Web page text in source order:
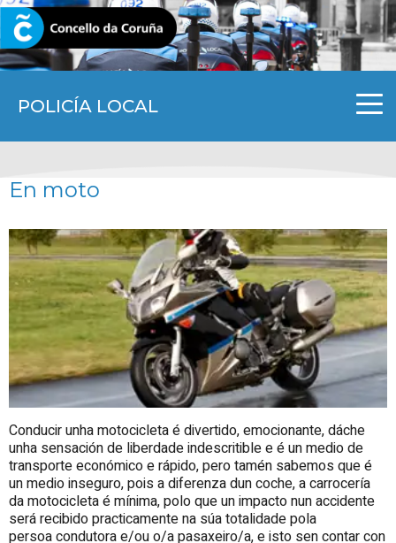
POLICÍA LOCAL
CORUNA.GAL
En moto
Conducir unha motocicleta é divertido, emocionante, dáche
unha sensación de liberdade indescritible e é un medio de
transporte económico e rápido, pero tamén sabemos que é
un medio inseguro, pois a diferenza dun coche, a carrocería
da motocicleta é mínima, polo que un impacto nun accidente
será recibido practicamente na súa totalidade pola
persoa condutora e/ou o/a pasaxeiro/a, e isto sen contar con